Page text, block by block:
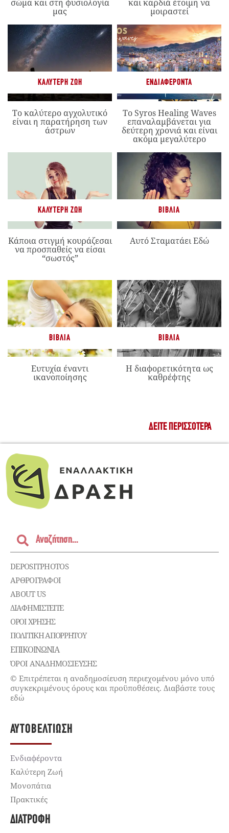
σώμα και στη φυσιολογία
μας
και καρδιά έτοιμη να
μοιραστεί
ΚΑΛΎΤΕΡΗ ΖΩΉ
Το καλύτερο αγχολυτικό
είναι η παρατήρηση των
άστρων
ΕΝΔΙΑΦΈΡΟΝΤΑ
Το Syros Healing Waves
επαναλαμβάνεται για
δεύτερη χρονιά και είναι
ακόμα μεγαλύτερο
ΚΑΛΎΤΕΡΗ ΖΩΉ
Κάποια στιγμή κουράζεσαι
να προσπαθείς να είσαι
“σωστός”
ΒΙΒΛΊΑ
Αυτό Σταματάει Εδώ
ΒΙΒΛΊΑ
Ευτυχία έναντι
ικανοποίησης
ΒΙΒΛΊΑ
Η διαφορετικότητα ως
καθρέφτης
ΔΕΊΤΕ ΠΕΡΙΣΣΌΤΕΡΑ
DEPOSITPHOTOS
ΑΡΘΡΟΓΡΑΦΟΙ
ABOUT US
ΔΙΑΦΗΜΙΣΤΕΊΤΕ
ΌΡΟΙ ΧΡΉΣΗΣ
ΠΟΛΙΤΙΚΉ ΑΠΟΡΡΉΤΟΥ
ΕΠΙΚΟΙΝΩΝΊΑ
ΌΡΟΙ ΑΝΑΔΗΜΟΣΙΕΥΣΗΣ
© Επιτρέπεται η αναδημοσίευση περιεχομένου μόνο υπό
συγκεκριμένους όρους και προϋποθέσεις. Διαβάστε τους
εδώ
ΑΥΤΟΒΕΛΤΊΩΣΗ
Ενδιαφέροντα
Καλύτερη Ζωή
Μονοπάτια
Πρακτικές
ΔΙΑΤΡΟΦΉ